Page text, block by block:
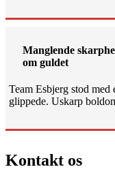
Manglende
om guldet
Team Esbjerg stod med
glippede. Uskarp
Kontakt os